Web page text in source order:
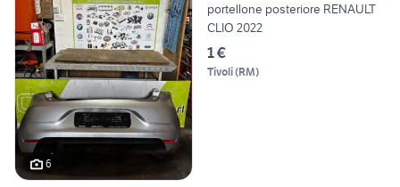
6
portellone posteriore RENAULT
CLIO 2022
1 €
Tivoli(RM)